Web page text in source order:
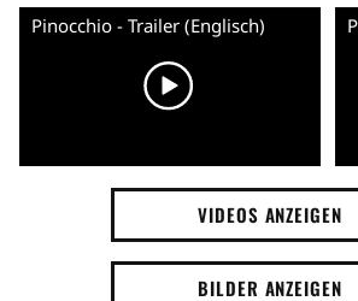
Pinocchio - Trailer (Englisch)
VIDEOS ANZEIGEN
BILDER ANZEIGEN